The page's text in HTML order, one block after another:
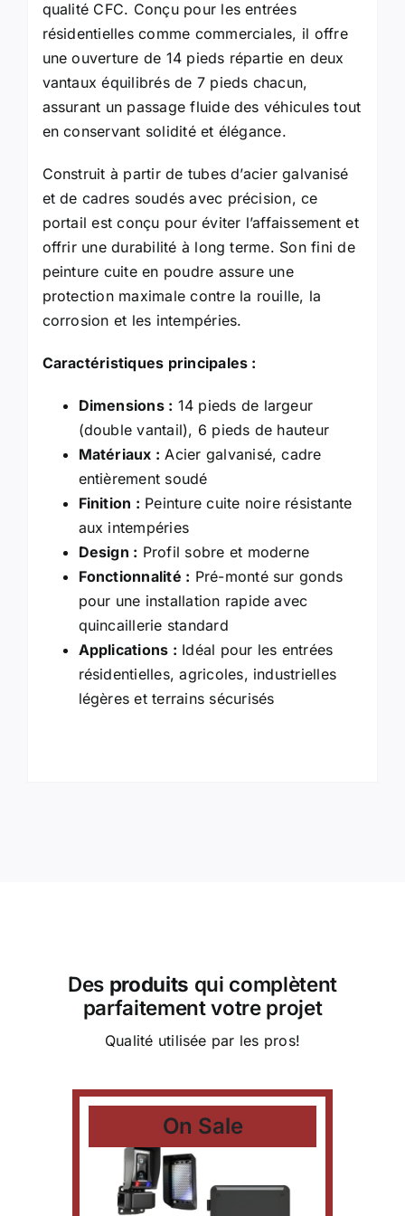
qualité CFC. Conçu pour les entrées
résidentielles comme commerciales, il offre
une ouverture de 14 pieds répartie en deux
vantaux équilibrés de 7 pieds chacun,
assurant un passage fluide des véhicules tout
en conservant solidité et élégance.
Construit à partir de tubes d’acier galvanisé
et de cadres soudés avec précision, ce
portail est conçu pour éviter l’affaissement et
offrir une durabilité à long terme. Son fini de
peinture cuite en poudre assure une
protection maximale contre la rouille, la
corrosion et les intempéries.
Caractéristiques principales :
Dimensions : 14 pieds de largeur
(double vantail), 6 pieds de hauteur
Matériaux : Acier galvanisé, cadre
entièrement soudé
Finition : Peinture cuite noire résistante
aux intempéries
Design : Profil sobre et moderne
Fonctionnalité : Pré-monté sur gonds
pour une installation rapide avec
quincaillerie standard
Applications : Idéal pour les entrées
résidentielles, agricoles, industrielles
légères et terrains sécurisés
Des produits qui complètent
parfaitement votre projet
Qualité utilisée par les pros!
On Sale